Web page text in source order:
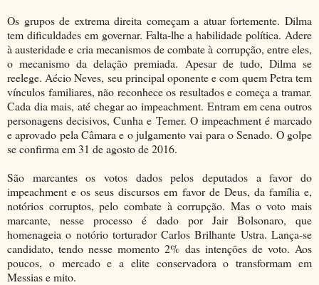
Os grupos de extrema direita começam a atuar fortemente. Dilma
tem dificuldades em governar. Falta-lhe a habilidade política. Adere
à austeridade e cria mecanismos de combate à corrupção, entre eles,
o mecanismo da delação premiada. Apesar de tudo, Dilma se
reelege. Aécio Neves, seu principal oponente e com quem Petra tem
vínculos familiares, não reconhece os resultados e começa a tramar.
Cada dia mais, até chegar ao impeachment. Entram em cena outros
personagens decisivos, Cunha e Temer. O impeachment é marcado
e aprovado pela Câmara e o julgamento vai para o Senado. O golpe
se confirma em 31 de agosto de 2016.
São marcantes os votos dados pelos deputados a favor do
impeachment e os seus discursos em favor de Deus, da família e,
notórios corruptos, pelo combate à corrupção. Mas o voto mais
marcante, nesse processo é dado por Jair Bolsonaro, que
homenageia o notório torturador Carlos Brilhante Ustra. Lança-se
candidato, tendo nesse momento 2% das intenções de voto. Aos
poucos, o mercado e a elite conservadora o transformam em
Messias e mito.